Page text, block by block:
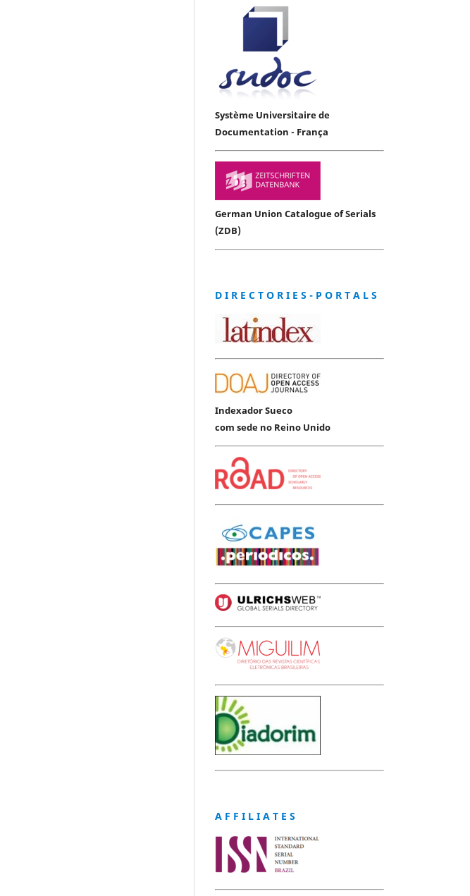
Système Universitaire de
Documentation - França
German Union Catalogue of Serials
(ZDB)
D I R E C T O R I E S - P O R T A L S
Indexador Sueco
com sede no Reino Unido
A F F I L I A T E S